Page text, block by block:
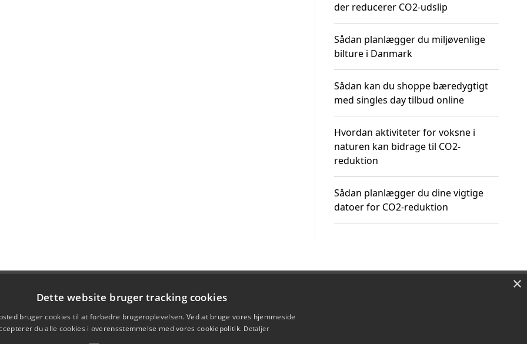
der reducerer CO2-udslip
Sådan planlægger du miljøvenlige
bilture i Danmark
Sådan kan du shoppe bæredygtigt
med singles day tilbud online
Hvordan aktiviteter for voksne i
naturen kan bidrage til CO2-
reduktion
Sådan planlægger du dine vigtige
datoer for CO2-reduktion
×
Dette website bruger tracking cookies
bruger cookies til at forbedre brugeroplevelsen. Ved at bruge vores hjemmeside
du alle cookies i overensstemmelse med vores cookiepolitik. Detaljer